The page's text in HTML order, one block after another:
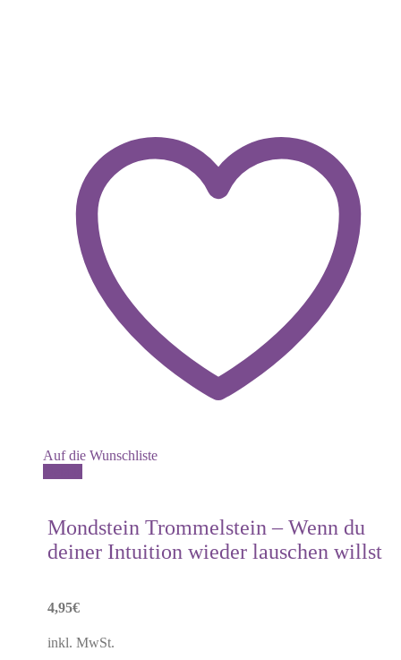
Auf die Wunschliste
Mondstein Trommelstein – Wenn du
deiner Intuition wieder lauschen willst
4,95€
inkl. MwSt.